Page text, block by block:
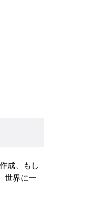
成、もし
世界に一